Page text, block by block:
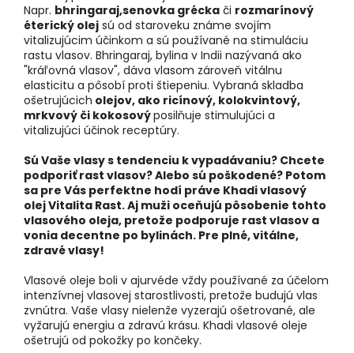
Napr. bhringaraj,senovka grécka či rozmarínový
éterický olej sú od staroveku známe svojím
vitalizujúcim účinkom a sú používané na stimuláciu
rastu vlasov. Bhringaraj, bylina v Indii nazývaná ako
"kráľovná vlasov", dáva vlasom zároveň vitálnu
elasticitu a pôsobí proti štiepeniu. Vybraná skladba
ošetrujúcich olejov, ako ricínový, kolokvintový,
mrkvový či kokosovýposilňuje stimulujúci a
vitalizujúci účinok receptúry.
Sú Vaše vlasy s tendenciu k vypadávaniu? Chcete
podporiť rast vlasov? Alebo sú poškodené? Potom
sa pre Vás perfektne hodí práve Khadi vlasový
olej Vitalita Rast. Aj muži oceňujú pôsobenie tohto
vlasového oleja, pretože podporuje rast vlasov a
vonia decentne po bylinách. Pre plné, vitálne,
zdravé vlasy!
Vlasové oleje boli v ajurvéde vždy používané za účelom
intenzívnej vlasovej starostlivosti, pretože budujú vlas
zvnútra. Vaše vlasy nielenže vyzerajú ošetrované, ale
vyžarujú energiu a zdravú krásu. Khadi vlasové oleje
ošetrujú od pokožky po končeky.